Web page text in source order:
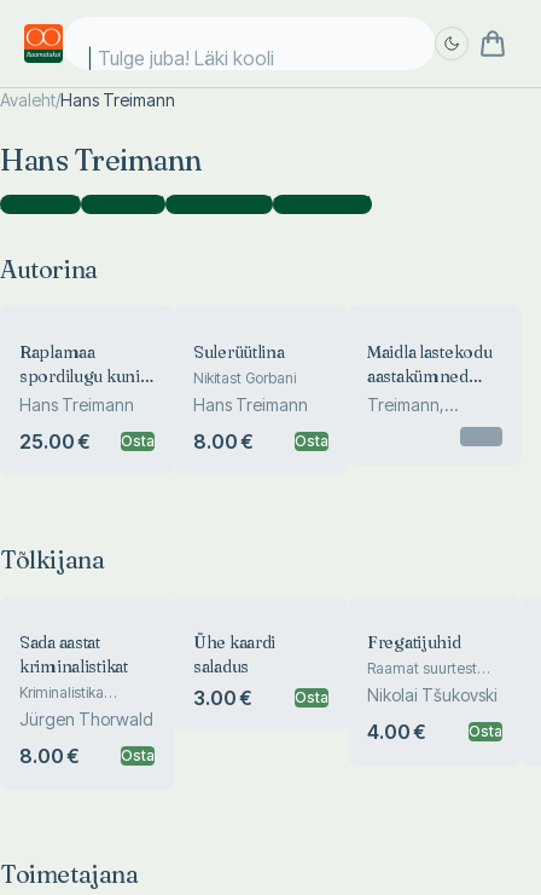
Tulge juba! Läki kooli!
Avaleht/Hans Treimann
Hans Treimann
Autorina )Tõlkijana )Toimetajana )Koostajana )
Autorina
Raplamaa
spordilugu kuni
1950. aastani
Hans Treimann
25.00 € Osta
Sulerüütlina
Nikitast Gorbani
Hans Treimann
8.00 € Osta
Maidla lastekodu
aastakümned
1946-2004
Treimann,
Tõlkijana
Sada aastat
kriminalistikat
Kriminalistika
arenguteed
Jürgen Thorwald
8.00 € Osta
Ühe kaardi
saladus
3.00 € Osta
Fregatijuhid
Raamat suurtest
meresõitjatest
Nikolai Tšukovski
4.00 € Osta
Toimetajana